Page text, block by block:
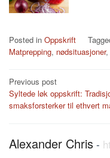
Posted in Oppskrift
Matprepping, nødsituasjoner,
Post
navigation
Previous post
Syltede løk oppskrift:
smaksforsterker til ethvert
Alexander Chris -